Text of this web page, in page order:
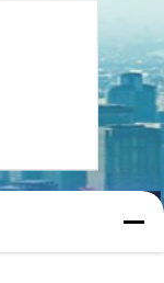
Senden Sie